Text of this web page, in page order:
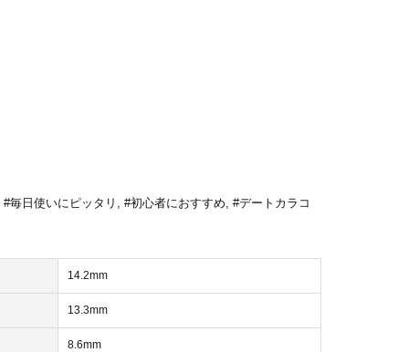
#毎日使いにピッタリ , #初心者におすすめ, #デートカラコ
14.2mm
13.3mm
8.6mm